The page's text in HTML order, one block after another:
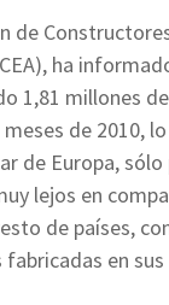
de
ha
1,81 millones
de 2010,
de Europa,
lejos en
de países,
fabricadas en